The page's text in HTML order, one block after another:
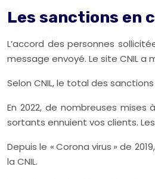
Les sanctions en
L’accord des personnes
message envoyé. Le site CNIL
Selon CNIL, le total des
En 2022, de nombreuses
sortants ennuient vos clients.
Depuis le « Corona virus » de
la CNIL.